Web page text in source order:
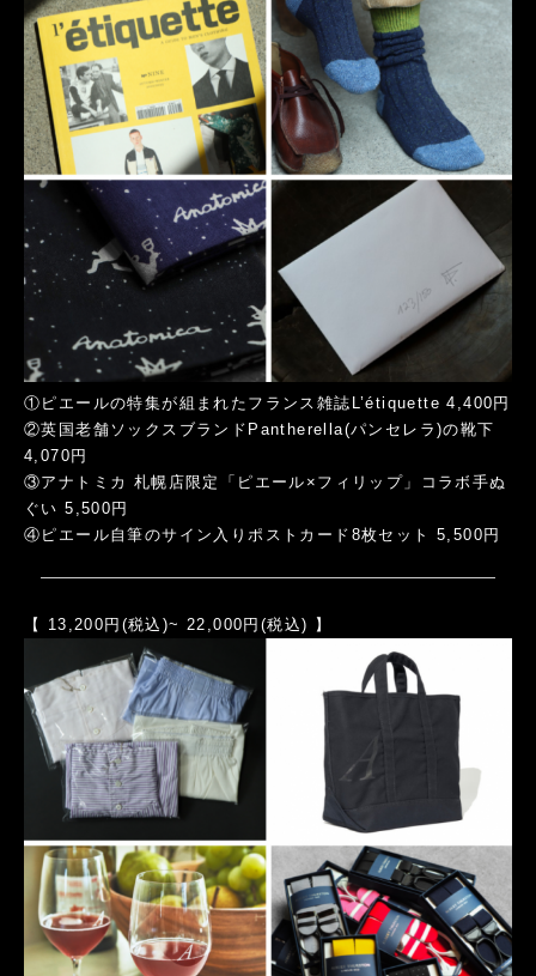
①ピエールの特集が組まれたフランス雑誌L’étiquette 4,400円
②英国老舗ソックスブランドPantherella(パンセレラ)の靴下
4,070円
③アナトミカ 札幌店限定「ピエール×フィリップ」コラボ手ぬ
ぐい 5,500円
④ピエール自筆のサイン入りポストカード8枚セット 5,500円
【 13,200円(税込)~ 22,000円(税込) 】